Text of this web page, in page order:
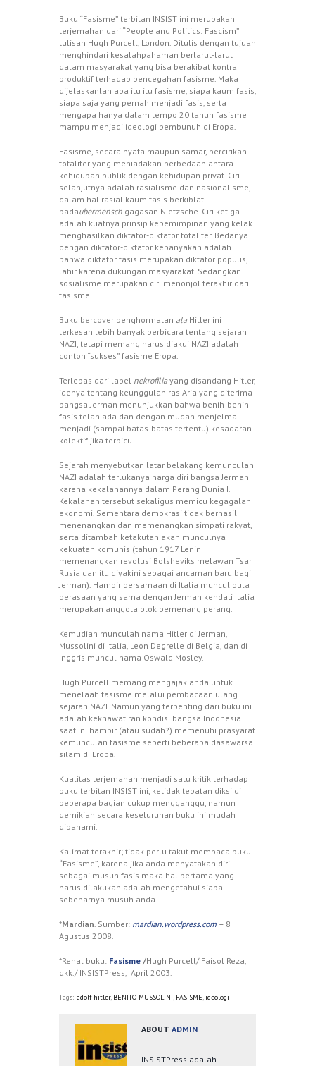
Buku “Fasisme” terbitan INSIST ini merupakan
terjemahan dari “People and Politics: Fascism”
tulisan Hugh Purcell, London. Ditulis dengan tujuan
menghindari kesalahpahaman berlarut-larut
dalam masyarakat yang bisa berakibat kontra
produktif terhadap pencegahan fasisme. Maka
dijelaskanlah apa itu itu fasisme, siapa kaum fasis,
siapa saja yang pernah menjadi fasis, serta
mengapa hanya dalam tempo 20 tahun fasisme
mampu menjadi ideologi pembunuh di Eropa.
Fasisme, secara nyata maupun samar, bercirikan
totaliter yang meniadakan perbedaan antara
kehidupan publik dengan kehidupan privat. Ciri
selanjutnya adalah rasialisme dan nasionalisme,
dalam hal rasial kaum fasis berkiblat
padaubermensch gagasan Nietzsche. Ciri ketiga
adalah kuatnya prinsip kepemimpinan yang kelak
menghasilkan diktator-diktator totaliter. Bedanya
dengan diktator-diktator kebanyakan adalah
bahwa diktator fasis merupakan diktator populis,
lahir karena dukungan masyarakat. Sedangkan
sosialisme merupakan ciri menonjol terakhir dari
fasisme.
Buku bercover penghormatan ala Hitler ini
terkesan lebih banyak berbicara tentang sejarah
NAZI, tetapi memang harus diakui NAZI adalah
contoh “sukses” fasisme Eropa.
Terlepas dari label nekrofilia yang disandang Hitler,
idenya tentang keunggulan ras Aria yang diterima
bangsa Jerman menunjukkan bahwa benih-benih
fasis telah ada dan dengan mudah menjelma
menjadi (sampai batas-batas tertentu) kesadaran
kolektif jika terpicu.
Sejarah menyebutkan latar belakang kemunculan
NAZI adalah terlukanya harga diri bangsa Jerman
karena kekalahannya dalam Perang Dunia I.
Kekalahan tersebut sekaligus memicu kegagalan
ekonomi. Sementara demokrasi tidak berhasil
menenangkan dan memenangkan simpati rakyat,
serta ditambah ketakutan akan munculnya
kekuatan komunis (tahun 1917 Lenin
memenangkan revolusi Bolsheviks melawan Tsar
Rusia dan itu diyakini sebagai ancaman baru bagi
Jerman). Hampir bersamaan di Italia muncul pula
perasaan yang sama dengan Jerman kendati Italia
merupakan anggota blok pemenang perang.
Kemudian munculah nama Hitler di Jerman,
Mussolini di Italia, Leon Degrelle di Belgia, dan di
Inggris muncul nama Oswald Mosley.
Hugh Purcell memang mengajak anda untuk
menelaah fasisme melalui pembacaan ulang
sejarah NAZI. Namun yang terpenting dari buku ini
adalah kekhawatiran kondisi bangsa Indonesia
saat ini hampir (atau sudah?) memenuhi prasyarat
kemunculan fasisme seperti beberapa dasawarsa
silam di Eropa.
Kualitas terjemahan menjadi satu kritik terhadap
buku terbitan INSIST ini, ketidak tepatan diksi di
beberapa bagian cukup mengganggu, namun
demikian secara keseluruhan buku ini mudah
dipahami.
Kalimat terakhir; tidak perlu takut membaca buku
“Fasisme”, karena jika anda menyatakan diri
sebagai musuh fasis maka hal pertama yang
harus dilakukan adalah mengetahui siapa
sebenarnya musuh anda!
*Mardian . Sumber: mardian.wordpress.com – 8
Agustus 2008.
*Rehal buku: Fasisme /Hugh Purcell/ Faisol Reza,
dkk./ INSISTPress, April 2003.
Tags: adolf hitler, BENITO MUSSOLINI, FASISME, ideologi
ABOUTADMIN
INSISTPress adalah